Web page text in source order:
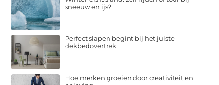
sneeuw en ijs?
Perfect slapen begint bij het juiste
dekbedovertrek
Hoe merken groeien door creativiteit en